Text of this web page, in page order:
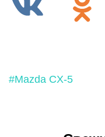
#Mazda CX-5